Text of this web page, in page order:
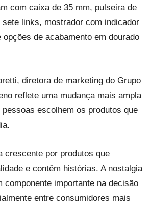
com caixa de 35 mm, pulseira de
links, mostrador com indicador
opções de acabamento em dourado
diretora de marketing do Grupo
reflete uma mudança mais ampla
escolhem os produtos que
crescente por produtos que
e contêm histórias. A nostalgia
componente importante na decisão
entre consumidores mais